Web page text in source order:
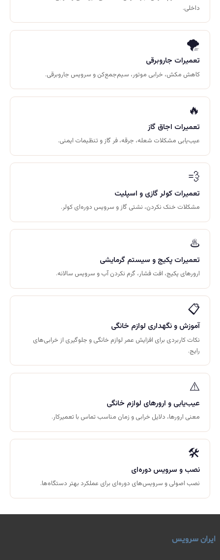
داخلی.
🌪️
تعمیرات جاروبرقی
کاهش مکش، خرابی موتور، سیم‌جمع‌کن و سرویس جاروبرقی.
🔥
تعمیرات اجاق گاز
عیب‌یابی مشکلات شعله، جرقه، فر گاز و تنظیمات ایمنی.
💨
تعمیرات کولر گازی و اسپلیت
مشکلات خنک نکردن، نشتی گاز و سرویس دوره‌ای کولر.
♨️
تعمیرات پکیج و سیستم گرمایشی
ارورهای پکیج، افت فشار، گرم نکردن آب و سرویس سالانه.
📋
آموزش و نگهداری لوازم خانگی
نکات کاربردی برای افزایش عمر لوازم خانگی و جلوگیری از خرابی‌های
رایج.
⚠️
عیب‌یابی و ارورهای لوازم خانگی
معنی ارورها، دلایل خرابی و زمان مناسب تماس با تعمیرکار.
🛠️
نصب و سرویس دوره‌ای
نصب اصولی و سرویس‌های دوره‌ای برای عملکرد بهتر دستگاه‌ها.
ایران سرویس